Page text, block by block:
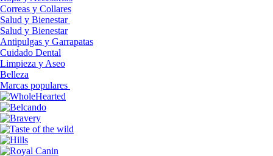
Correas y Collares
Salud y Bienestar
Salud y Bienestar
Antipulgas y Garrapatas
Cuidado Dental
Limpieza y Aseo
Belleza
Marcas populares